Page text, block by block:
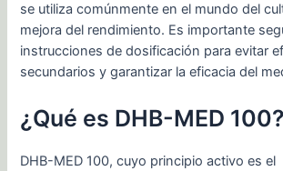
se utiliza comúnmente en el mundo del
mejora del rendimiento. Es importante
instrucciones de dosificación para evitar
secundarios y garantizar la eficacia del
¿Qué es DHB-MED 100?
DHB-MED 100, cuyo principio activo es el